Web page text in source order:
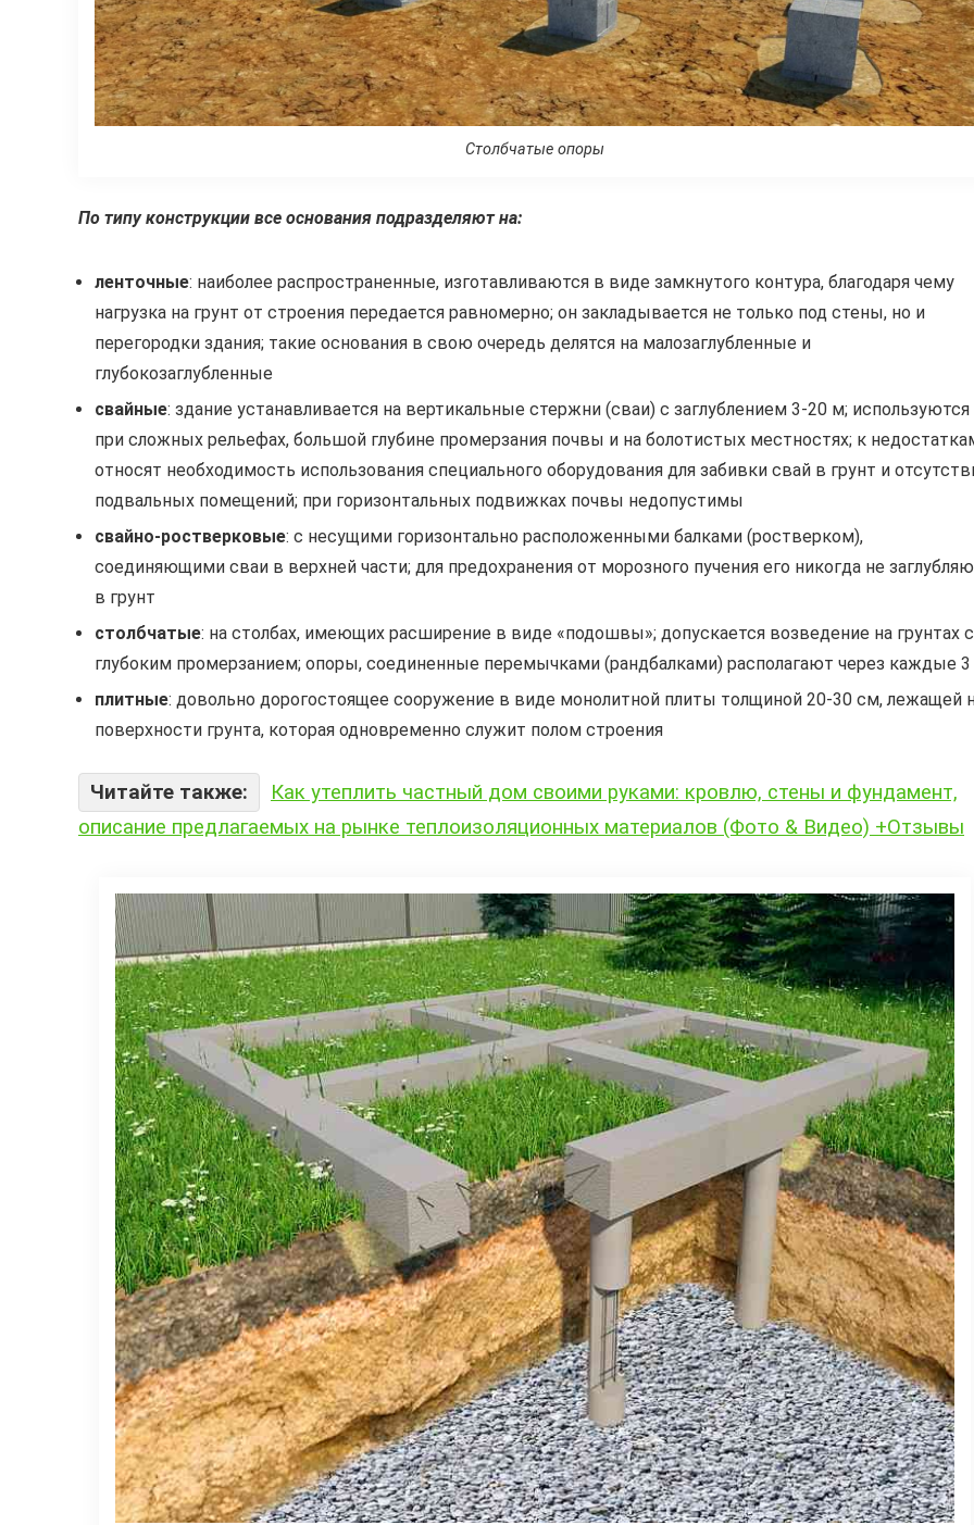
Столбчатые опоры
По типу конструкции все основания подразделяют на:
ленточные: наиболее распространенные, изготавливаются в виде замкнутого контура, благодаря чему
нагрузка на грунт от строения передается равномерно; он закладывается не только под стены, но и
перегородки здания; такие основания в свою очередь делятся на малозаглубленные и
глубокозаглубленные
свайные: здание устанавливается на вертикальные стержни (сваи) с заглублением 3-20 м; используются
при сложных рельефах, большой глубине промерзания почвы и на болотистых местностях; к
относят необходимость использования специального оборудования для забивки свай в грунт и
подвальных помещений; при горизонтальных подвижках почвы недопустимы
свайно-ростверковые: с несущими горизонтально расположенными балками (ростверком),
соединяющими сваи в верхней части; для предохранения от морозного пучения его никогда не
в грунт
столбчатые: на столбах, имеющих расширение в виде «подошвы»; допускается возведение на грунтах с
глубоким промерзанием; опоры, соединенные перемычками (рандбалками) располагают через каждые
плитные: довольно дорогостоящее сооружение в виде монолитной плиты толщиной 20-30 см, лежащей
поверхности грунта, которая одновременно служит полом строения
Читайте также:
Как утеплить частный дом своими руками: кровлю, стены и фундамент,
описание предлагаемых на рынке теплоизоляционных материалов (Фото & Видео) +Отзывы